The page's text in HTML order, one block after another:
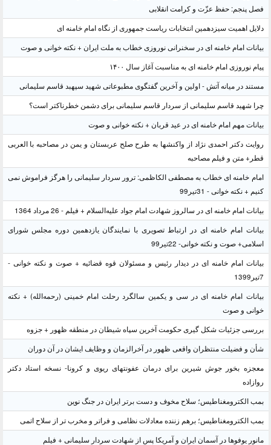
فصل پنجم: حفظ عزّت و کرامت انقلابی
دلایل اهمیت سیزدهمین انتخابات ریاست جمهوری از نگاه امام خامنه ای
بیانات امام خامنه ای در سخنرانی نوروزی خطاب به ملت ایران + نکته خوانی و صوت
پیام نوروزی امام خامنه ای به مناسبت آغاز سال ۱۴۰۰
مستند در میانه آتش - اولین و آخرین گفتگوی مطبوعاتی شهید سپهبد قاسم سلیمانی
چرا شهید قاسم سلیمانی از سردار قاسم سلیمانی برای دشمن خطرناکتر است؟
بیانات مهم امام خامنه ای در عید قربان + نکته خوانی و صوت
روایت دکتر احمدی نژاد از واکنشها به طرح صلح عربستان و یمن در مصاحبه با العربی
قطر+ متن و فیلم مصاحبه
امام خامنه ای خطاب به مصطفی الکاظمی: ترور سردار سلیمانی را هرگز فراموش نمی
کنیم + نکته خوانی - 31تیر99
بیانات امام خامنه ای در سالروز شهادت امام جواد علیه‌السلام + فیلم - 26 مرداد 1364
بیانات امام خامنه ای در ارتباط تصویری با نمایندگان یازدهمین دوره مجلس شورای
اسلامی+ صوت و نکته خوانی- 22تیر99
بیانات امام خامنه ای در دیدار رئیس و مسئولان قوه قضائیه + صوت و نکته خوانی -
7تیر1399
بیانات امام خامنه ای در سی و یکمین سالگرد رحلت امام خمینی (رحمه‌الله) + نکته
خوانی و صوت
بررسی جزئیات شکل گیری حکومت آخرین سپاه شیطان در منطقه ظهور + جزوه
شأن و فضیلت منتظران واقعی ظهور در آخرالزمان و وظایف ایشان در آن دوران
معجزه بخور جوش شیرین برای درمان عفونتهای ریوی و کرونا- نسخه استاد دکتر
روازاده
بمب الکترومغناطیس؛ سلاح مخوف و دست برتر ایران در جنگ نوین
بمب الکترومغناطیس؛ برهم زننده معادلات نظامی و فراتر و مخرب تر از سلاح اتمی
مانور یوفوها در آسمان ایران و آمریکا پس از شهادت سردار سلیمانی + فیلم